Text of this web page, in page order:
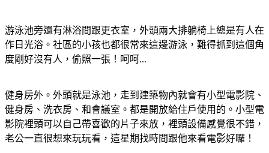
游泳池旁還有淋浴間跟更衣室，外頭兩大排躺椅上總是有人在
作日光浴。社區的小孩也都很常來這邊游泳，難得抓到這個角
度剛好沒有人，偷照一張！呵呵...
健身房外。外頭就是泳池，走到建築物內就會有小型電影院、
健身房、洗衣房、和會議室。都是開放給住戶使用的。小型電
影院裡頭可以自己帶喜歡的片子來放，裡頭設備感覺很不錯，
老公一直很想來玩玩看，這星期找時間跟他來看電影好囉！